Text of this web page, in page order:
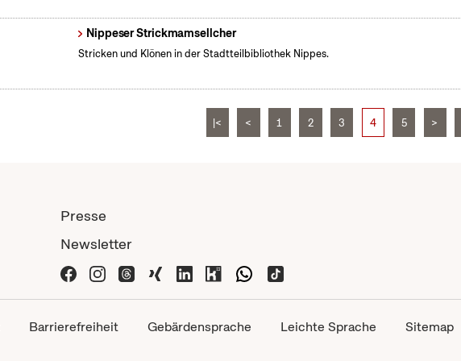
Nippeser Strickmamsellcher
Stricken und Klönen in der Stadtteilbibliothek Nippes.
|< < 1 2 3 4 5 >
Presse
Newsletter
Barrierefreiheit Gebärdensprache Leichte Sprache Sitemap